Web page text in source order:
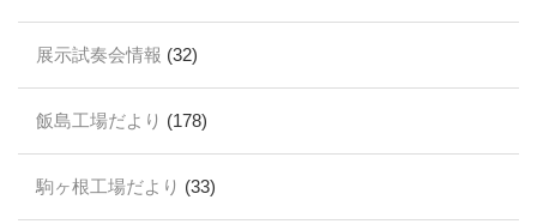
展示試奏会情報 (32)
飯島工場だより (178)
駒ヶ根工場だより (33)